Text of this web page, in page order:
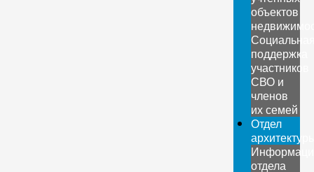
объектов
поддержка
участников
СВО и
членов
их семей
Отдел
отдела